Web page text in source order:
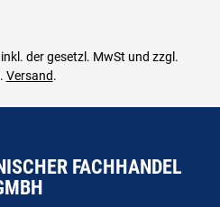
der gesetzl. MwSt und zzgl.
Versand.
FACHHANDEL